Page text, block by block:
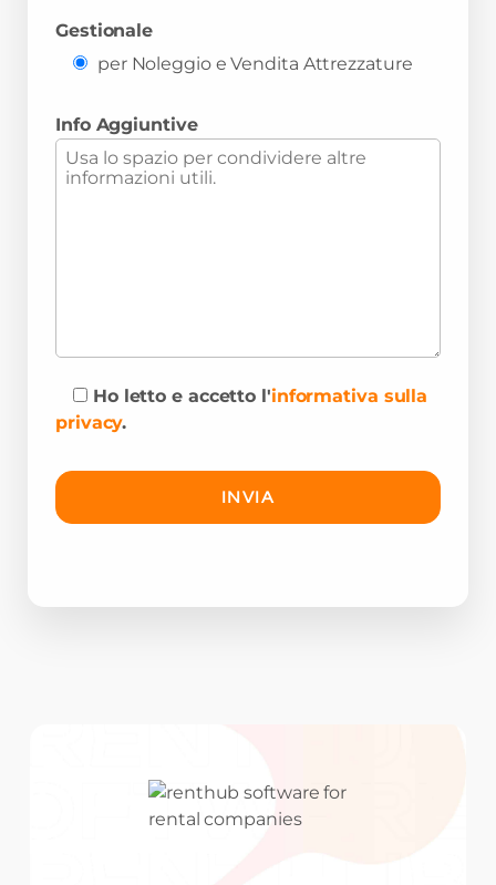
Gestionale
per Noleggio e Vendita Attrezzature
Info Aggiuntive
Ho letto e accetto l'informativa sulla
privacy.